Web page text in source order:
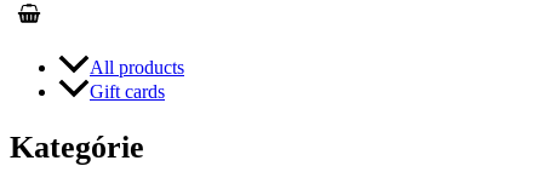
All products
Gift cards
Kategórie